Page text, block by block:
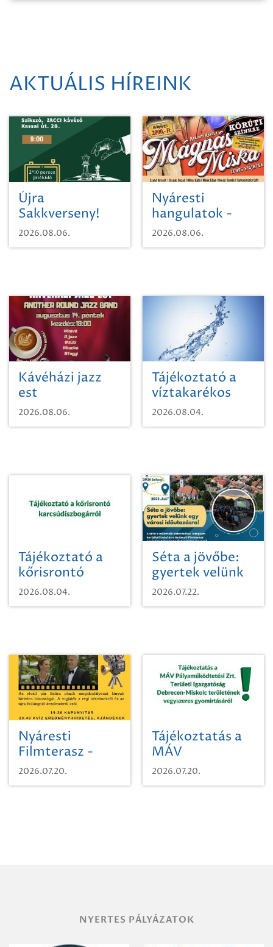
AKTUÁLIS HÍREINK
Újra
Sakkverseny!
2026.08.06.
Nyáresti
hangulatok -
Mágnás Miska
2026.08.06.
Kávéházi jazz
est
2026.08.06.
Tájékoztató a
víztakarékos
vízhasználatról
2026.08.04.
Tájékoztató a
kőrisrontó
karcsúdíszbogárról
2026.08.04.
Séta a jövőbe:
gyertek velünk
egy városi
időutazásra!
2026.07.22.
Nyáresti
Filmterasz -
Beugró a
Paradicsomba
2026.07.20.
Tájékoztatás a
MÁV
Pályaműködtetési
Zrt. Területi
2026.07.20.
NYERTES PÁLYÁZATOK